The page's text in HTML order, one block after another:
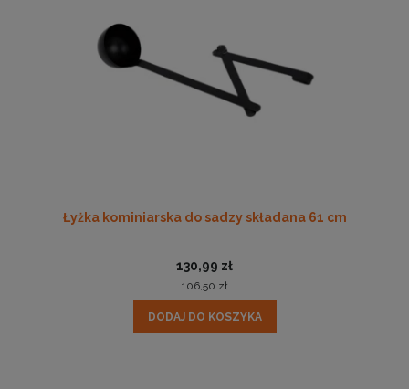
Łyżka kominiarska do sadzy składana 61 cm
130,99 zł
106,50 zł
DODAJ DO KOSZYKA